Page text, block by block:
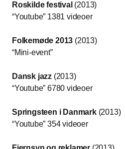
Roskilde festival (2013)
“Youtube” 1381 videoer
Folkemøde 2013 (2013)
“Mini-event”
Dansk jazz (2013)
“Youtube” 6780 videoer
Springsteen i Danmark(2013)
“Youtube” 354 videoer